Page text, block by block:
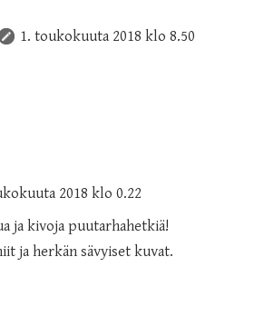
1. toukokuuta 2018 klo 8.50
2018 klo 0.22
ja kivoja puutarhahetkiä!
ja herkän sävyiset kuvat.